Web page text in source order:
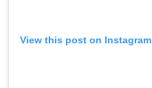
View this post on Instagram